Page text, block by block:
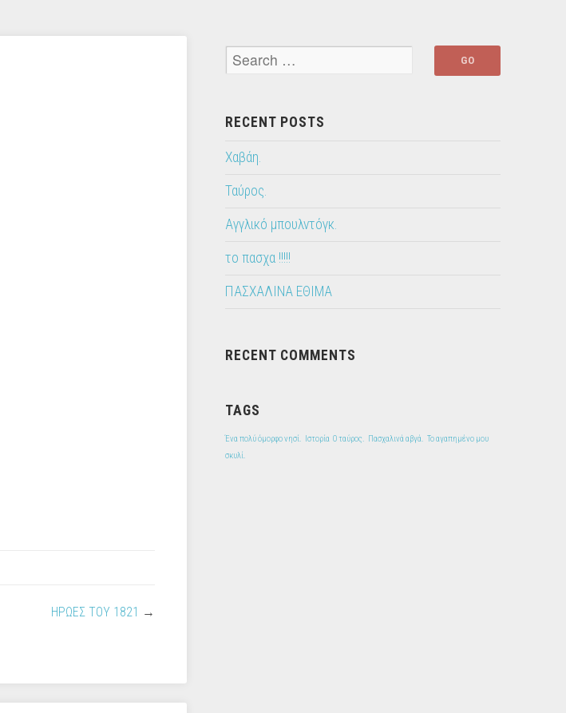
ΗΡΩΕΣ ΤΟΥ 1821 →
RECENT POSTS
Χαβάη.
Ταύρος.
Αγγλικό μπουλντόγκ.
το πασχα !!!!!
ΠΑΣΧΑΛΙΝΑ ΕΘΙΜΑ
RECENT COMMENTS
TAGS
Ένα πολύ όμορφο νησί. Ιστορία Ο ταύρος. Πασχαλινά αβγά. Το αγαπημένο μου
σκυλί.